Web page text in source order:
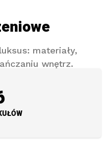
materiały,
wnętrz.